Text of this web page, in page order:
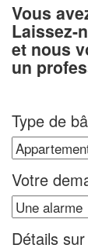
Vous
Laissez-
et nous
un
Type de
Votre
Détails